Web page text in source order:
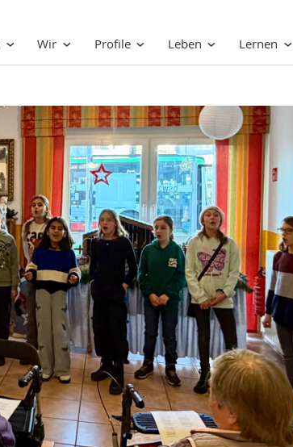
Wir Profile Leben Lernen